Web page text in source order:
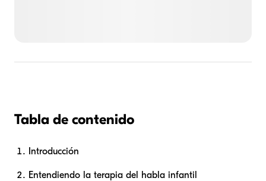
Tabla de contenido
Introducción
Entendiendo la terapia del habla infantil